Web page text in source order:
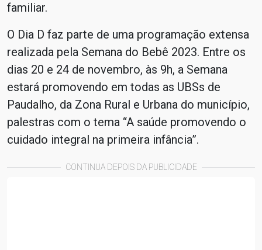
familiar.
O Dia D faz parte de uma programação extensa
realizada pela Semana do Bebê 2023. Entre os
dias 20 e 24 de novembro, às 9h, a Semana
estará promovendo em todas as UBSs de
Paudalho, da Zona Rural e Urbana do município,
palestras com o tema “A saúde promovendo o
cuidado integral na primeira infância”.
CONTINUA DEPOIS DA PUBLICIDADE